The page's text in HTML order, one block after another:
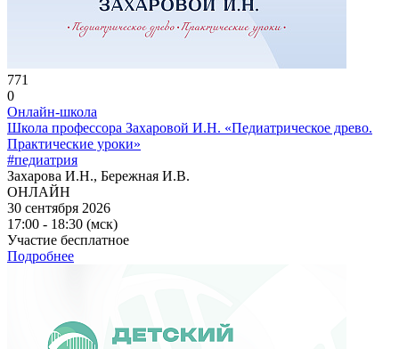
771
0
Онлайн-школа
Школа профессора Захаровой И.Н. «Педиатрическое древо.
Практические уроки»
#педиатрия
Захарова И.Н., Бережная И.В.
ОНЛАЙН
30 сентября 2026
17:00 - 18:30 (мск)
Участие бесплатное
Подробнее